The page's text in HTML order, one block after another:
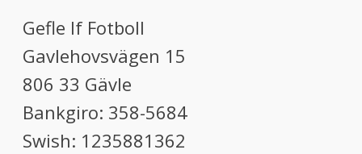
Gefle If Fotboll
Gavlehovsvägen 15
806 33 Gävle
Bankgiro: 358-5684
Swish: 1235881362